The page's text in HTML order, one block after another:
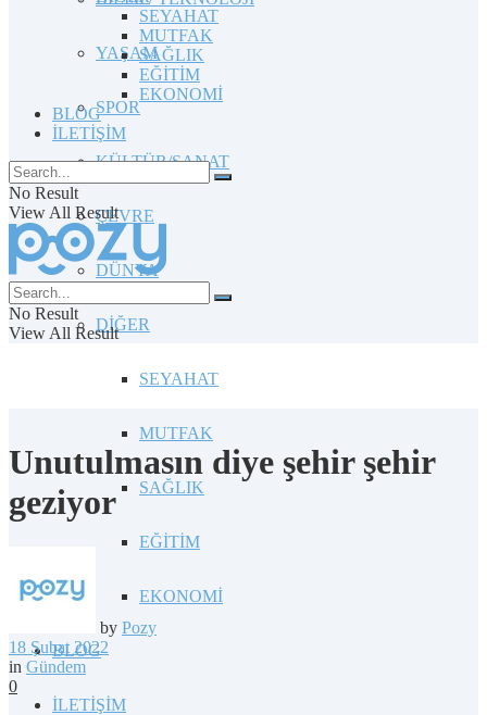
YAŞAM
SPOR
KÜLTÜR/SANAT
ÇEVRE
DÜNYA
DİĞER
SEYAHAT
MUTFAK
SAĞLIK
EĞİTİM
EKONOMİ
BLOG
İLETİŞİM
SEYAHAT
MUTFAK
SAĞLIK
EĞİTİM
EKONOMİ
BLOG
İLETİŞİM
No Result
View All Result
No Result
View All Result
Unutulmasın diye şehir şehir
geziyor
by Pozy
18 Şubat 2022
in Gündem
0